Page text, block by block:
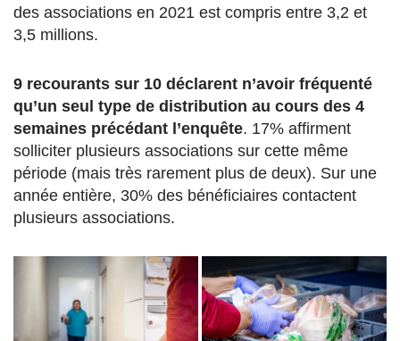
des associations en 2021 est compris entre 3,2 et
3,5 millions.
9 recourants sur 10 déclarent n’avoir fréquenté
qu’un seul type de distribution au cours des 4
semaines précédant l’enquête. 17% affirment
solliciter plusieurs associations sur cette même
période (mais très rarement plus de deux). Sur une
année entière, 30% des bénéficiaires contactent
plusieurs associations.